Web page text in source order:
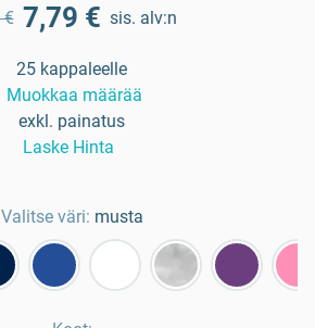
€ 7,79 € sis. alv:n
25 kappaleelle
Muokkaa määrää
exkl. painatus
Laske Hinta
Valitse väri: musta